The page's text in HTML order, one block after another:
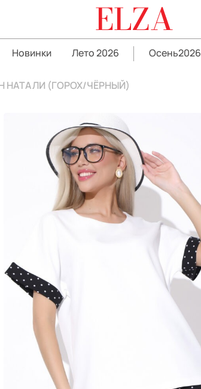
ELZA
Новинки Лето 2026 Осень2026
НАТАЛИ (ГОРОХ/ЧЁРНЫЙ)